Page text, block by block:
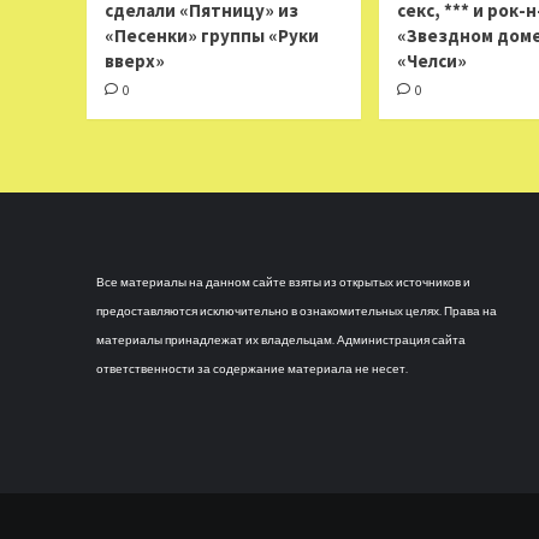
сделали «Пятницу» из
«Песенки» группы «Руки
вверх»
0
секс, *** и рок-
«Звездном
«Челси»
0
Все материалы на данном сайте взяты из открытых источников и
предоставляются исключительно в ознакомительных целях. Права на
материалы принадлежат их владельцам. Администрация сайта
ответственности за содержание материала не несет.